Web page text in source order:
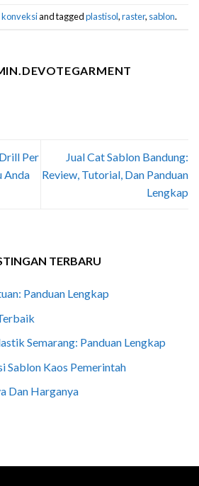
konveksiand taggedplastisol,raster, sablon.
Per
Anda
Jual Cat Sablon Bandung:
Review, Tutorial, Dan Panduan
Lengkap
TERBARU
Panduan Lengkap
Semarang: Panduan Lengkap
Sablon Kaos Pemerintah
Dan Harganya